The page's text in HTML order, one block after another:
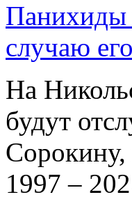
Панихиды
случаю
На
будут
Сорокину,
1997 –